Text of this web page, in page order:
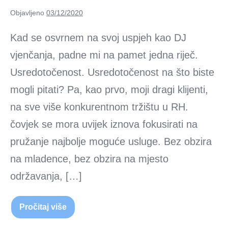
Objavljeno 03/12/2020
Kad se osvrnem na svoj uspjeh kao DJ
vjenčanja, padne mi na pamet jedna riječ.
Usredotočenost. Usredotočenost na što biste
mogli pitati? Pa, kao prvo, moji dragi klijenti,
na sve više konkurentnom tržištu u RH.
čovjek se mora uvijek iznova fokusirati na
pružanje najbolje moguće usluge. Bez obzira
na mladence, bez obzira na mjesto
održavanja, […]
Pročitaj više
DJ
vjenčanja